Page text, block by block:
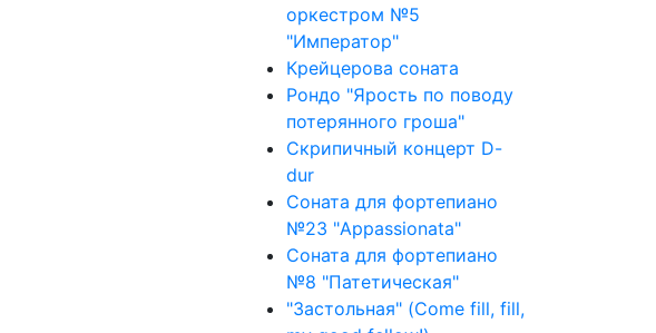
оркестром №5
"Император"
Крейцерова соната
Рондо "Ярость по поводу
потерянного гроша"
Скрипичный концерт D-
dur
Соната для фортепиано
№23 "Appassionata"
Соната для фортепиано
№8 "Патетическая"
"Застольная" (Come fill, fill,